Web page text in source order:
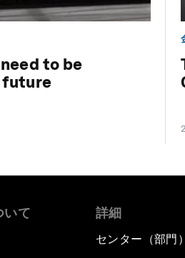
to be
future
いて 詳細
センター（部門）